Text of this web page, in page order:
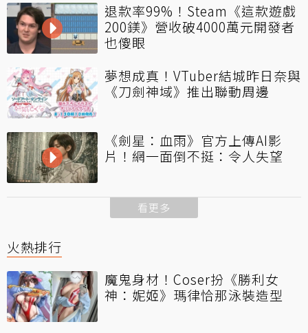
退款率99%！Steam《這款遊戲
200鎂》營收破4000萬元開發者
也傻眼
夢想成真！VTuber結城昨日奈與
《刀劍神域》推出聯動周邊
《劍星：血雨》官方上傳AI影
片！網一面倒不挺：令人失望
看更多
火熱排行
魔鬼身材！Coser扮《勝利女
神：妮姬》瑪律恰那泳裝造型